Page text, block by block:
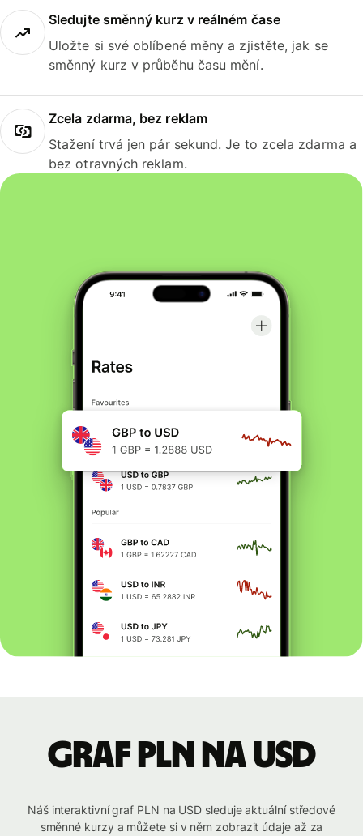
Sledujte směnný kurz v reálném čase
Uložte si své oblíbené měny a zjistěte, jak se
směnný kurz v průběhu času mění.
Zcela zdarma, bez reklam
Stažení trvá jen pár sekund. Je to zcela zdarma a
bez otravných reklam.
graf PLN na USD
Náš interaktivní graf PLN na USD sleduje aktuální středové
směnné kurzy a můžete si v něm zobrazit údaje až za